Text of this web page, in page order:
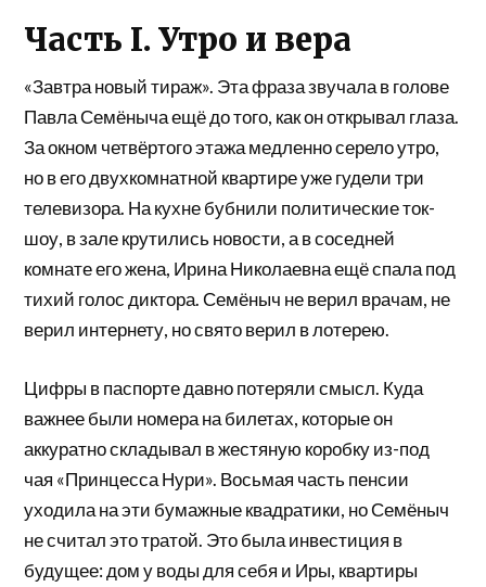
Часть I. Утро и вера
«Завтра новый тираж». Эта фраза звучала в голове
Павла Семёныча ещё до того, как он открывал глаза.
За окном четвёртого этажа медленно серело утро,
но в его двухкомнатной квартире уже гудели три
телевизора. На кухне бубнили политические ток-
шоу, в зале крутились новости, а в соседней
комнате его жена, Ирина Николаевна ещё спала под
тихий голос диктора. Семёныч не верил врачам, не
верил интернету, но свято верил в лотерею.
Цифры в паспорте давно потеряли смысл. Куда
важнее были номера на билетах, которые он
аккуратно складывал в жестяную коробку из-под
чая «Принцесса Нури». Восьмая часть пенсии
уходила на эти бумажные квадратики, но Семёныч
не считал это тратой. Это была инвестиция в
будущее: дом у воды для себя и Иры, квартиры